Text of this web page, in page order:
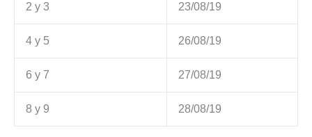
2 y 3 23/08/19
4 y 5 26/08/19
6 y 7 27/08/19
8 y 9 28/08/19